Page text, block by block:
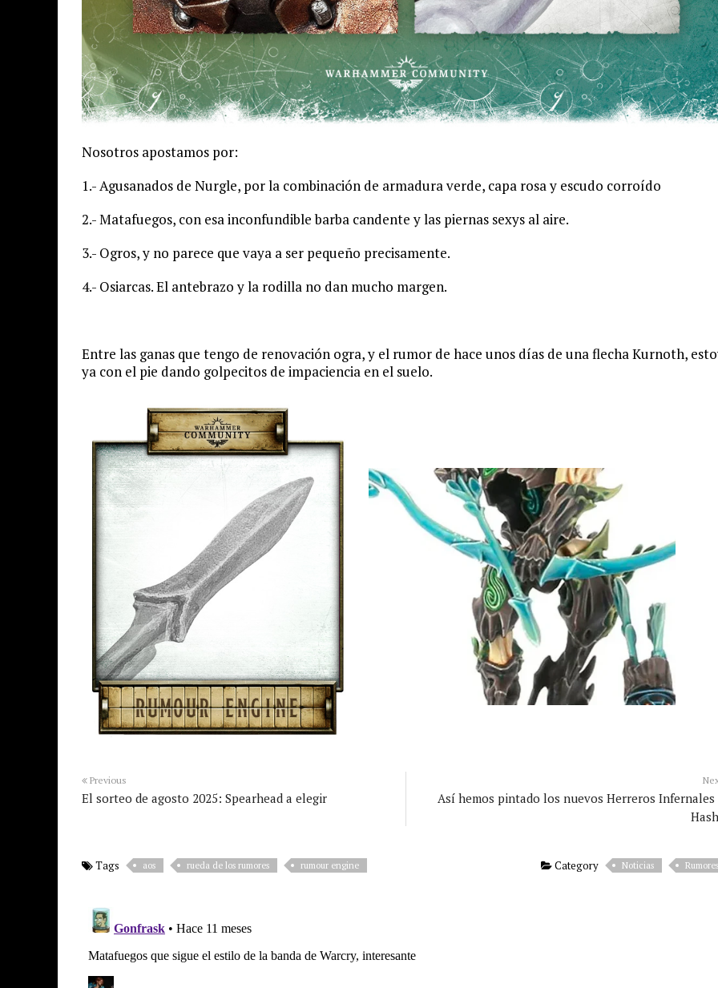
Nosotros apostamos por:
1.- Agusanados de Nurgle, por la combinación de armadura verde, capa rosa y escudo corroído
2.- Matafuegos, con esa inconfundible barba candente y las piernas sexys al aire.
3.- Ogros, y no parece que vaya a ser pequeño precisamente.
4.- Osiarcas. El antebrazo y la rodilla no dan mucho margen.
Entre las ganas que tengo de renovación ogra, y el rumor de hace unos días de una flecha Kurnoth,
ya con el pie dando golpecitos de impaciencia en el suelo.
Previous
El sorteo de agosto 2025: Spearhead a elegir
Así hemos pintado los nuevos Herreros Infernales
Tags aos rueda de los rumores rumour engine Category Noticias